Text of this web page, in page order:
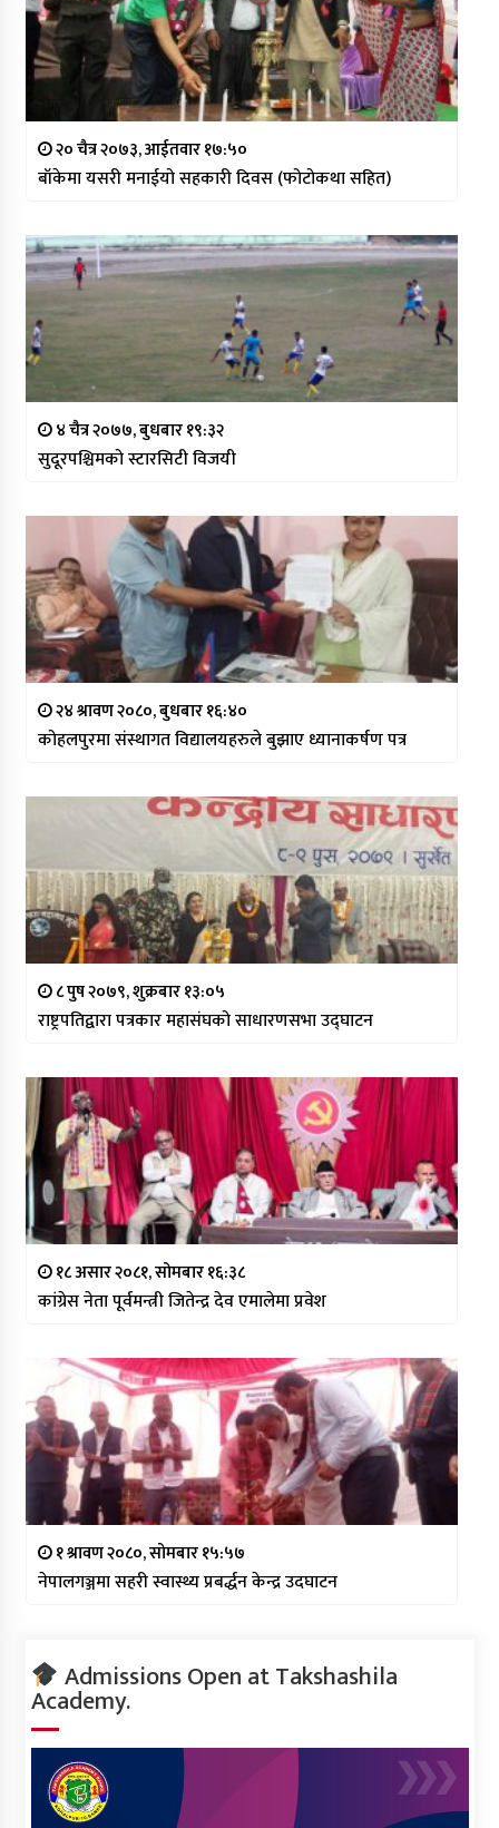
२० चैत्र २०७३, आईतवार १७:५०
बाँकेमा यसरी मनाईयो सहकारी दिवस (फोटोकथा सहित)
४ चैत्र २०७७, बुधबार १९:३२
सुदूरपश्चिमको स्टारसिटी विजयी
२४ श्रावण २०८०, बुधबार १६:४०
कोहलपुरमा संस्थागत विद्यालयहरुले बुझाए ध्यानाकर्षण पत्र
८ पुष २०७९, शुक्रबार १३:०५
राष्ट्रपतिद्वारा पत्रकार महासंघको साधारणसभा उद्घाटन
१८ असार २०८१, सोमबार १६:३८
कांग्रेस नेता पूर्वमन्त्री जितेन्द्र देव एमालेमा प्रवेश
१ श्रावण २०८०, सोमबार १५:५७
नेपालगञ्जमा सहरी स्वास्थ्य प्रबर्द्धन केन्द्र उदघाटन
Admissions Open at Takshashila
Academy.